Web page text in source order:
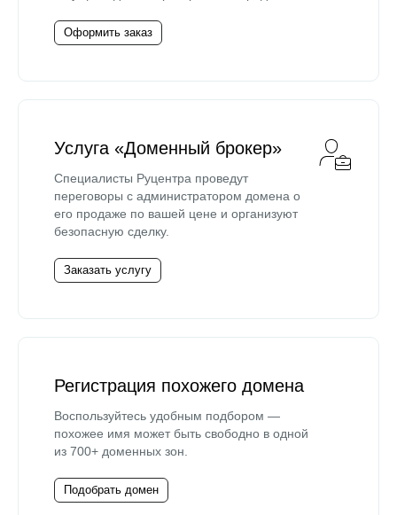
Оформить заказ
Услуга «Доменный брокер»
Специалисты Руцентра проведут
переговоры с администратором домена о
его продаже по вашей цене и организуют
безопасную сделку.
Заказать услугу
Регистрация похожего домена
Воспользуйтесь удобным подбором —
похожее имя может быть свободно в одной
из 700+ доменных зон.
Подобрать домен